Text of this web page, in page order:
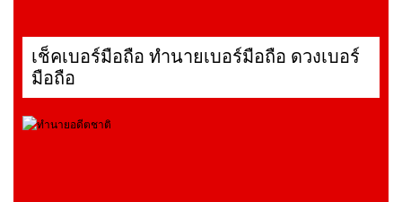
เช็คเบอร์มือถือ ทำนายเบอร์มือถือ ดวงเบอร์
มือถือ